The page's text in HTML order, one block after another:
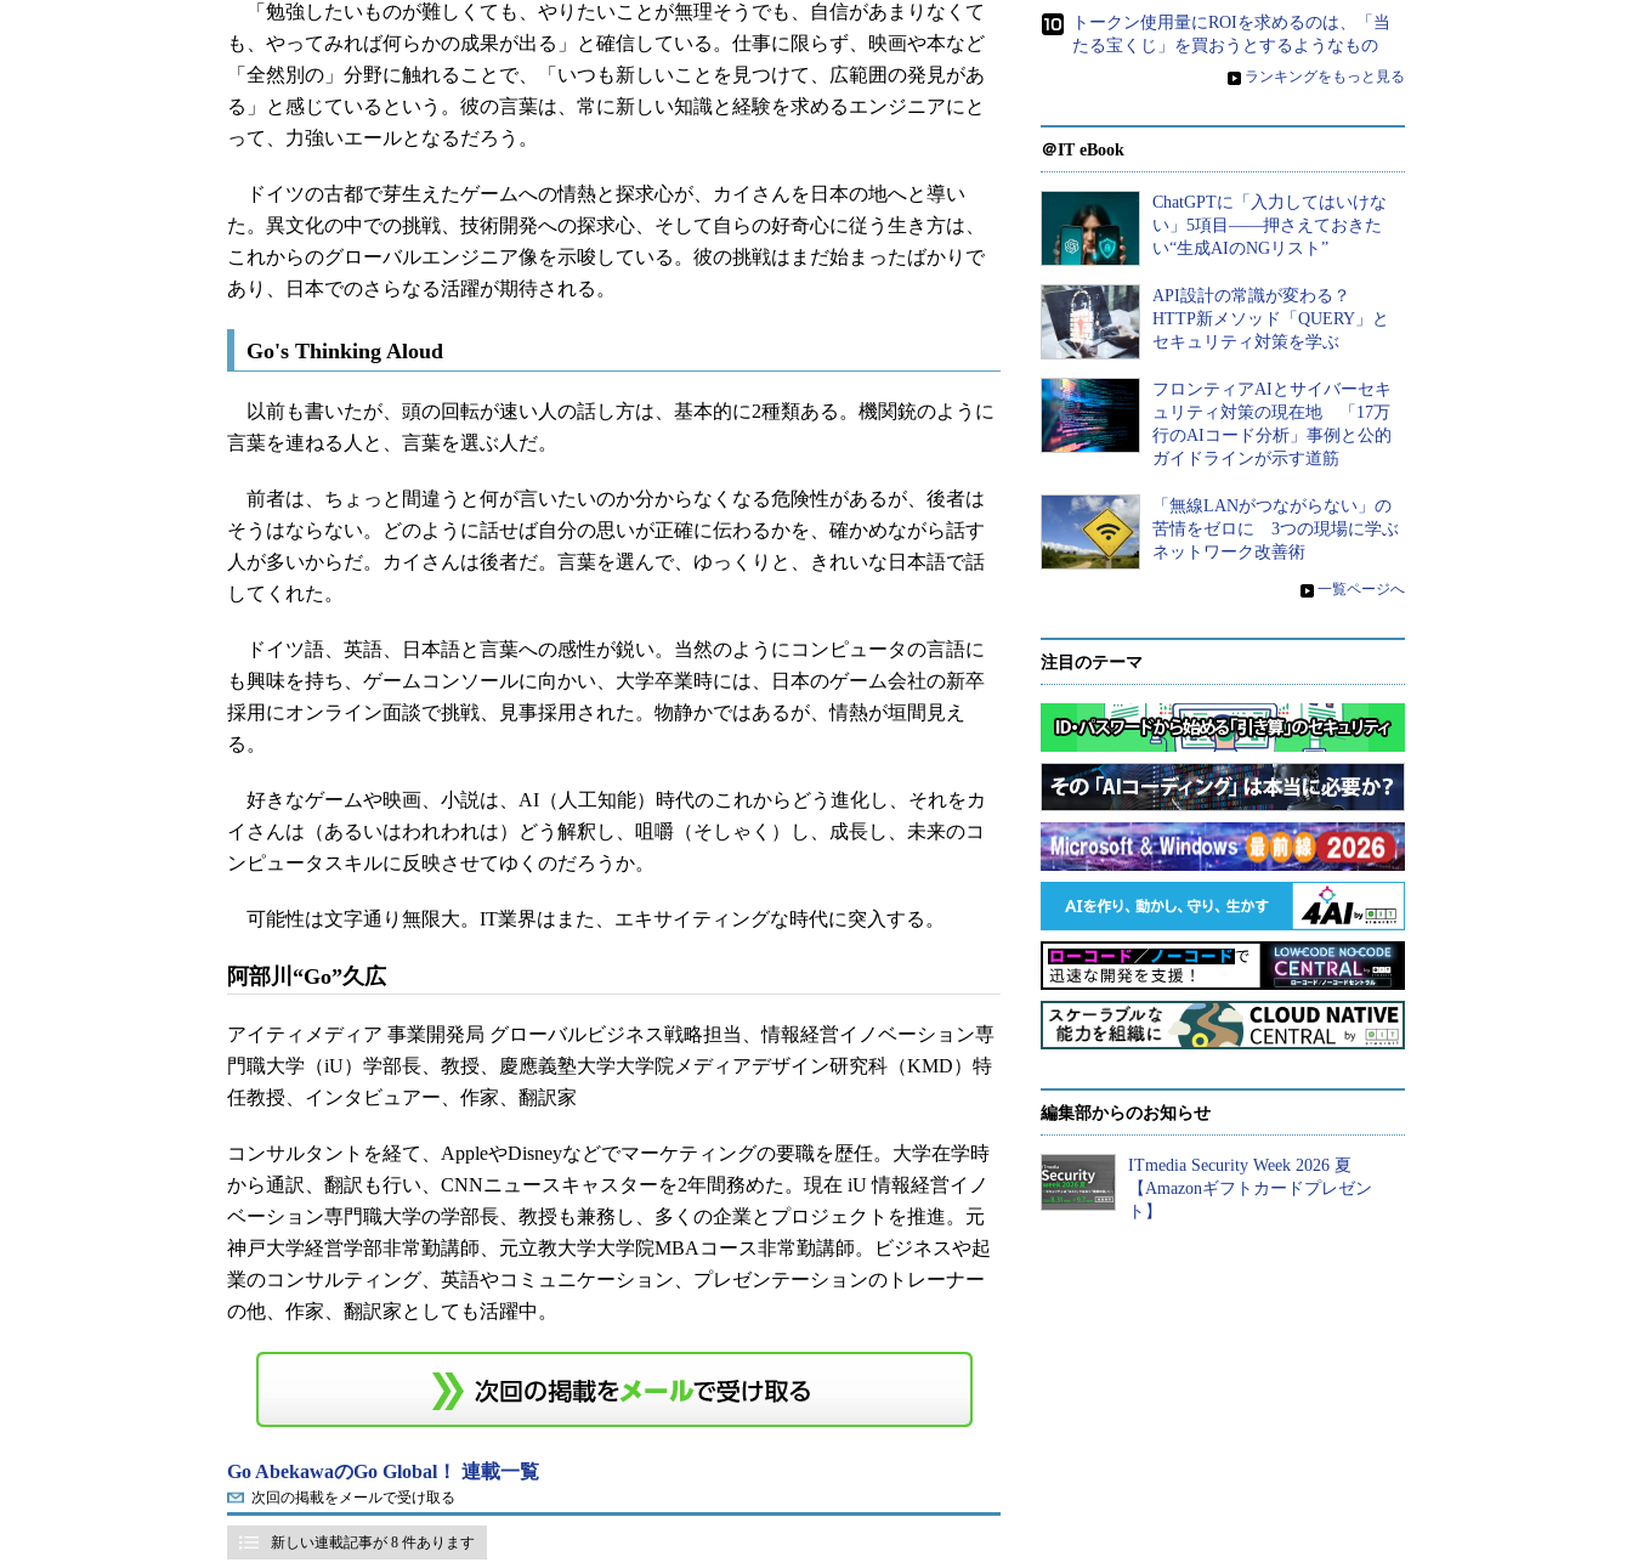
「勉強したいものが難しくても、やりたいことが無理そうでも、自信があまりなくて
も、やってみれば何らかの成果が出る」と確信している。仕事に限らず、映画や本など
「全然別の」分野に触れることで、「いつも新しいことを見つけて、広範囲の発見があ
る」と感じているという。彼の言葉は、常に新しい知識と経験を求めるエンジニアにと
って、力強いエールとなるだろう。
ドイツの古都で芽生えたゲームへの情熱と探求心が、カイさんを日本の地へと導い
た。異文化の中での挑戦、技術開発への探求心、そして自らの好奇心に従う生き方は、
これからのグローバルエンジニア像を示唆している。彼の挑戦はまだ始まったばかりで
あり、日本でのさらなる活躍が期待される。
Go's Thinking Aloud
以前も書いたが、頭の回転が速い人の話し方は、基本的に2種類ある。機関銃のように
言葉を連ねる人と、言葉を選ぶ人だ。
前者は、ちょっと間違うと何が言いたいのか分からなくなる危険性があるが、後者は
そうはならない。どのように話せば自分の思いが正確に伝わるかを、確かめながら話す
人が多いからだ。カイさんは後者だ。言葉を選んで、ゆっくりと、きれいな日本語で話
してくれた。
ドイツ語、英語、日本語と言葉への感性が鋭い。当然のようにコンピュータの言語に
も興味を持ち、ゲームコンソールに向かい、大学卒業時には、日本のゲーム会社の新卒
採用にオンライン面談で挑戦、見事採用された。物静かではあるが、情熱が垣間見え
る。
好きなゲームや映画、小説は、AI（人工知能）時代のこれからどう進化し、それをカ
イさんは（あるいはわれわれは）どう解釈し、咀嚼（そしゃく）し、成長し、未来のコ
ンピュータスキルに反映させてゆくのだろうか。
可能性は文字通り無限大。IT業界はまた、エキサイティングな時代に突入する。
阿部川“Go”久広
アイティメディア 事業開発局 グローバルビジネス戦略担当、情報経営イノベーション専
門職大学（iU）学部長、教授、慶應義塾大学大学院メディアデザイン研究科（KMD）特
任教授、インタビュアー、作家、翻訳家
コンサルタントを経て、AppleやDisneyなどでマーケティングの要職を歴任。大学在学時
から通訳、翻訳も行い、CNNニュースキャスターを2年間務めた。現在 iU 情報経営イノ
ベーション専門職大学の学部長、教授も兼務し、多くの企業とプロジェクトを推進。元
神戸大学経営学部非常勤講師、元立教大学大学院MBAコース非常勤講師。ビジネスや起
業のコンサルティング、英語やコミュニケーション、プレゼンテーションのトレーナー
の他、作家、翻訳家としても活躍中。
Go AbekawaのGo Global！ 連載一覧
次回の掲載をメールで受け取る
新しい連載記事が 8 件あります
トークン使用量にROIを求めるのは、「当
たる宝くじ」を買おうとするようなもの
» ランキングをもっと見る
＠IT eBook
ChatGPTに「入力してはいけな
い」5項目――押さえておきた
い“生成AIのNGリスト”
API設計の常識が変わる？
HTTP新メソッド「QUERY」と
セキュリティ対策を学ぶ
フロンティアAIとサイバーセキ
ュリティ対策の現在地 「17万
行のAIコード分析」事例と公的
ガイドラインが示す道筋
「無線LANがつながらない」の
苦情をゼロに 3つの現場に学ぶ
ネットワーク改善術
» 一覧ページへ
注目のテーマ
編集部からのお知らせ
ITmedia Security Week 2026 夏
【Amazonギフトカードプレゼン
ト】